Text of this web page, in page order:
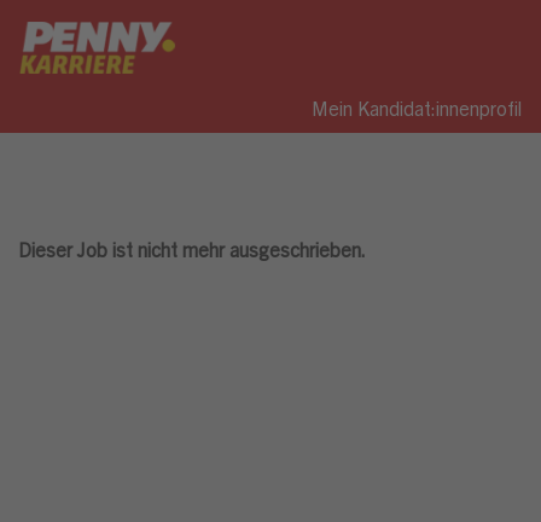
Mein Kandidat:innenprofil
Dieser Job ist nicht mehr ausgeschrieben.